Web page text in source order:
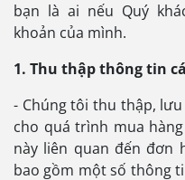
bạn là ai nếu Quý
khoản của mình.
1. Thu thập thông tin
- Chúng tôi thu thập,
cho quá trình mua
này liên quan đến đơn
bao gồm một số thông